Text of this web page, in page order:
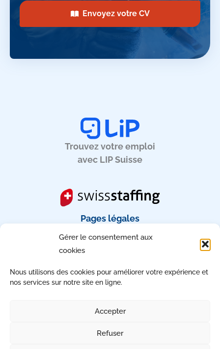
Gérer le consentement aux
cookies
Nous utilisons des cookies pour améliorer votre expérience et
nos services sur notre site en ligne.
Accepter
Refuser
Envoyez votre CV
Trouvez votre emploi
avec LIP Suisse
Pages légales
Mentions légales
Gérez votre consentement